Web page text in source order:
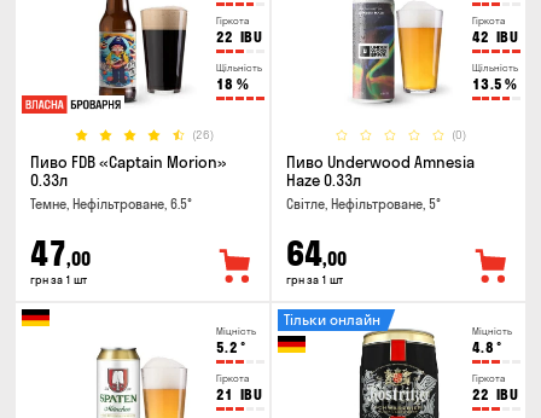
Гіркота
22 IBU
Щільність
18 %
(26)
Пиво FDB «Captain Morion»
0.33л
Темне, Нефільтроване, 6.5°
47,00
грн за 1 шт
Гіркота
42 IBU
Щільність
13.5 %
(0)
Пиво Underwood Amnesia
Haze 0.33л
Світле, Нефільтроване, 5°
64,00
грн за 1 шт
Міцність
5.2 °
Гіркота
21 IBU
Міцність
4.8 °
Гіркота
22 IBU
Тільки онлайн